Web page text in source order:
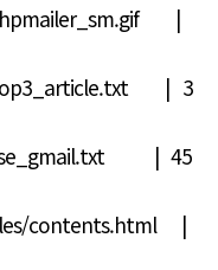
|
pop3_article.txt | 3
use_gmail.txt | 45
contents.html |